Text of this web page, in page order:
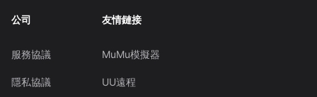
公司
服務協議
隱私協議
友情鏈接
MuMu模擬器
UU遠程